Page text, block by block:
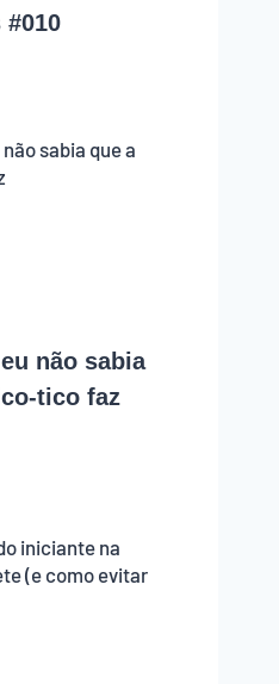
#010
não sabia
tico faz